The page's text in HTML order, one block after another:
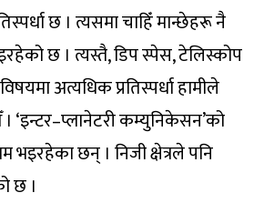
छ । त्यसमा चाहिँ मान्छेहरू नै
छ । त्यस्तै, डिप स्पेस, टेलिस्कोप
अत्यधिक प्रतिस्पर्धा हामीले
‘इन्टर–प्लानेटरी कम्युनिकेसन’को
भइरहेका छन् । निजी क्षेत्रले पनि
छ ।